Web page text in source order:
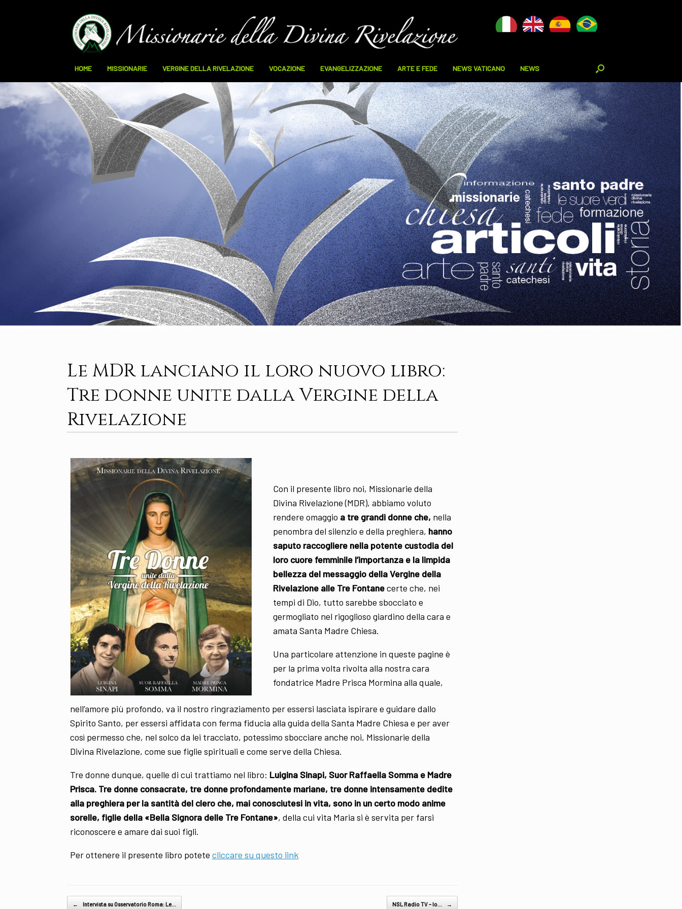
HOME MISSIONARIE VERGINE DELLA RIVELAZIONE VOCAZIONE EVANGELIZZAZIONE ARTE E FEDE NEWS VATICANO NEWS
Le MDR lanciano il loro nuovo libro:
Tre donne unite dalla Vergine della
Rivelazione
Con il presente libro noi, Missionarie della
Divina Rivelazione (MDR), abbiamo voluto
rendere omaggio a tre grandi donne che, nella
penombra del silenzio e della preghiera, hanno
saputo raccogliere nella potente custodia del
loro cuore femminile l’importanza e la limpida
bellezza del messaggio della Vergine della
Rivelazione alle Tre Fontanecerte che, nei
tempi di Dio, tutto sarebbe sbocciato e
germogliato nel rigoglioso giardino della cara e
amata Santa Madre Chiesa.
Una particolare attenzione in queste pagine è
per la prima volta rivolta alla nostra cara
fondatrice Madre Prisca Mormina alla quale,
nell’amore più profondo, va il nostro ringraziamento per essersi lasciata ispirare e guidare dallo
Spirito Santo, per essersi affidata con ferma fiducia alla guida della Santa Madre Chiesa e per aver
così permesso che, nel solco da lei tracciato, potessimo sbocciare anche noi, Missionarie della
Divina Rivelazione, come sue figlie spirituali e come serve della Chiesa.
Tre donne dunque, quelle di cui trattiamo nel libro: Luigina Sinapi, Suor Raffaella Somma e Madre
Prisca. Tre donne consacrate, tre donne profondamente mariane, tre donne intensamente dedite
alla preghiera per la santità del clero che, mai conosciutesi in vita, sono in un certo modo anime
sorelle, figlie della «Bella Signora delle Tre Fontane», della cui vita Maria si è servita per farsi
riconoscere e amare dai suoi figli.
Per ottenere il presente libro potete cliccare su questo link
Post navigation
← Intervista su Osservatorio Roma: Le… NSL Radio TV – Io… →